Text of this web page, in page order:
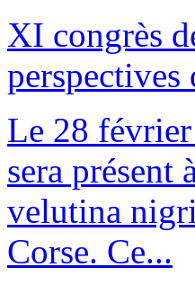
XI congrès
perspectives
Le 28
sera présent
velutina
Corse. Ce...